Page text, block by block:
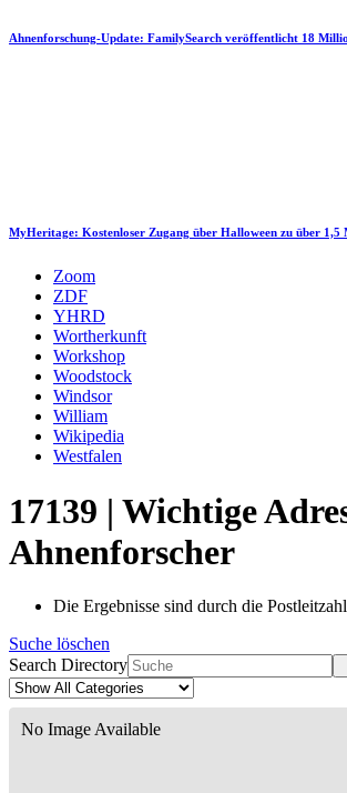
Ahnenforschung-Update: FamilySearch veröffentlicht 18
MyHeritage: Kostenloser Zugang über Halloween zu über 1,5
Zoom
ZDF
YHRD
Wortherkunft
Workshop
Woodstock
Windsor
William
Wikipedia
Westfalen
17139 | Wichtige
Ahnenforscher
Die Ergebnisse sind durch die
Suche löschen
Search Directory
No Image Available